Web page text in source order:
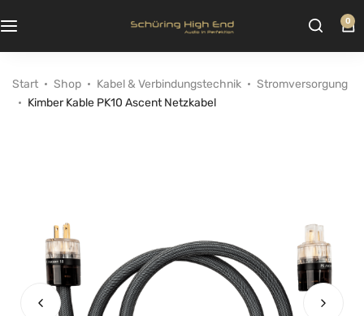
0
Start Shop Kabel & Verbindungstechnik
Stromversorgung
Kimber Kable PK10 Ascent Netzkabel